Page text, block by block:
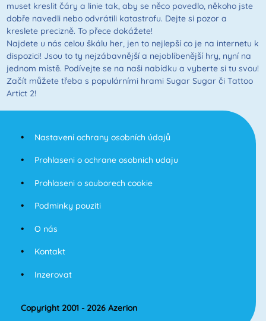
muset kreslit čáry a linie tak, aby se něco povedlo, někoho jste
dobře navedli nebo odvrátili katastrofu. Dejte si pozor a
kreslete precizně. To přece dokážete!
Najdete u nás celou škálu her, jen to nejlepší co je na internetu k
dispozici! Jsou to ty nejzábavnější a nejoblíbenější hry, nyní na
jednom místě. Podívejte se na naši nabídku a vyberte si tu svou!
Začít můžete třeba s populárními hrami Sugar Sugar či Tattoo
Artict 2!
Nastavení ochrany osobních údajů
Prohlaseni o ochrane osobnich udaju
Prohlaseni o souborech cookie
Podminky pouziti
O nás
Kontakt
Inzerovat
Copyright 2001 - 2026 Azerion